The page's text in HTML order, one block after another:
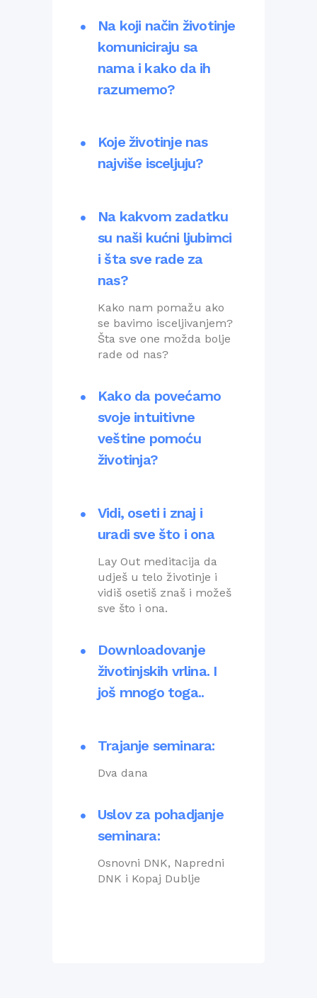
Na koji način životinje
komuniciraju sa
nama i kako da ih
razumemo?
Koje životinje nas
najviše isceljuju?
Na kakvom zadatku
su naši kućni ljubimci
i šta sve rade za
nas?
Kako nam pomažu ako
se bavimo isceljivanjem?
Šta sve one možda bolje
rade od nas?
Kako da povećamo
svoje intuitivne
veštine pomoću
životinja?
Vidi, oseti i znaj i
uradi sve što i ona
Lay Out meditacija da
udješ u telo životinje i
vidiš osetiš znaš i možeš
sve što i ona.
Downloadovanje
životinjskih vrlina. I
još mnogo toga..
Trajanje seminara:
Dva dana
Uslov za pohadjanje
seminara:
Osnovni DNK, Napredni
DNK i Kopaj Dublje